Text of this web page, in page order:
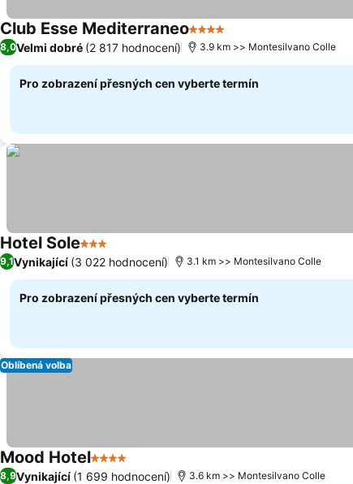
Club Esse Mediterraneo4 Počet hvězdiček
8,0Velmi dobré (2 817 hodnocení) 3.9 km >> Montesilvano Colle
Pro zobrazení přesných cen vyberte termín
Hotel Sole3 Počet hvězdiček
Ukázat ceny
9,1Vynikající (3 022 hodnocení) 3.1 km >> Montesilvano Colle
Pro zobrazení přesných cen vyberte termín
Oblíbená volba
Mood Hotel4 Počet hvězdiček
Ukázat ceny
8,9Vynikající (1 699 hodnocení) 3.6 km >> Montesilvano Colle